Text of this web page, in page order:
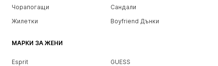
Чорапогащи
Сандали
Жилетки
Boyfriend Дънки
МАРКИ ЗА ЖЕНИ
Esprit
GUESS